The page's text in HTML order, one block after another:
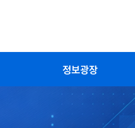
정보광장